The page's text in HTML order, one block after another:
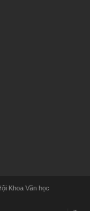
Khoa Văn học